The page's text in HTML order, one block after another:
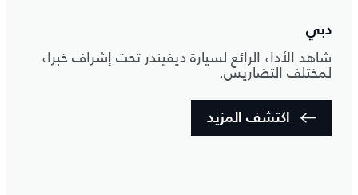
دبي
شاهد الأداء الرائع لسيارة ديفيندر تحت إشراف خبراء
لمختلف التضاريس.
اكتشف المزيد